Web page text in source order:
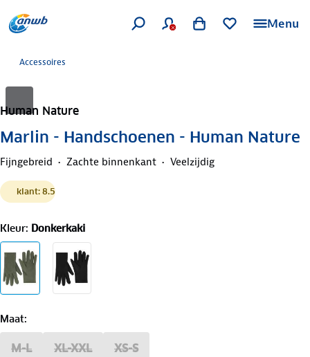
Menu
Accessoires
Human Nature
Marlin - Handschoenen - Human Nature
Fijngebreid Zachte binnenkant Veelzijdig
klant: 8.5
Kleur: Donkerkaki
Maat:
M-L XL-XXL XS-S